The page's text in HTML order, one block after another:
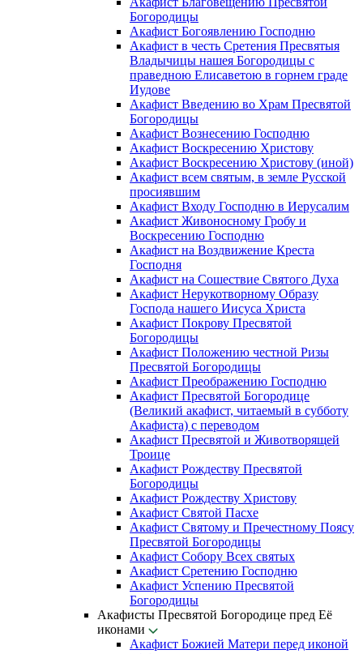
Богородицы
Акафист Богоявлению Господню
Акафист в честь Сретения Пресвятыя
Владычицы нашея Богородицы с
праведною Елисаветою в горнем граде
Иудове
Акафист Введению во Храм Пресвятой
Богородицы
Акафист Вознесению Господню
Акафист Воскресению Христову
Акафист Воскресению Христову (иной)
Акафист всем святым, в земле Русской
просиявшим
Акафист Входу Господню в Иерусалим
Акафист Живоносному Гробу и
Воскресению Господню
Акафист на Воздвижение Креста
Господня
Акафист на Сошествие Святого Духа
Акафист Нерукотворному Образу
Господа нашего Иисуса Христа
Акафист Покрову Пресвятой
Богородицы
Акафист Положению честной Ризы
Пресвятой Богородицы
Акафист Преображению Господню
Акафист Пресвятой Богородице
(Великий акафист, читаемый в субботу
Акафиста) с переводом
Акафист Пресвятой и Животворящей
Троице
Акафист Рождеству Пресвятой
Богородицы
Акафист Рождеству Христову
Акафист Святой Пасхе
Акафист Святому и Пречестному Поясу
Пресвятой Богородицы
Акафист Собору Всех святых
Акафист Сретению Господню
Акафист Успению Пресвятой
Богородицы
Акафисты Пресвятой Богородице пред Её
иконами
Акафист Божией Матери перед иконой